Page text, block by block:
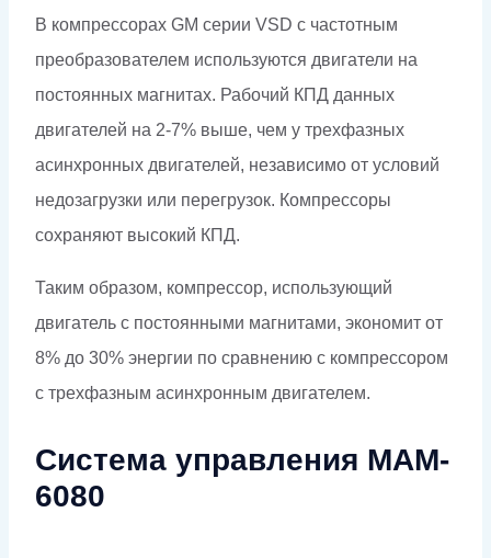
В компрессорах GM серии VSD с частотным
преобразователем используются двигатели на
постоянных магнитах. Рабочий КПД данных
двигателей на 2-7% выше, чем у трехфазных
асинхронных двигателей, независимо от условий
недозагрузки или перегрузок. Компрессоры
сохраняют высокий КПД.
Таким образом, компрессор, использующий
двигатель с постоянными магнитами, экономит от
8% до 30% энергии по сравнению с компрессором
с трехфазным асинхронным двигателем.
Система управления MAM-
6080